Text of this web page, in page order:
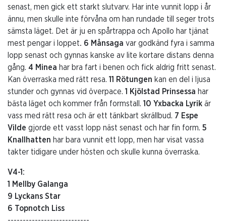
senast, men gick ett starkt slutvarv. Har inte vunnit lopp i år
ännu, men skulle inte förvåna om han rundade till seger trots
sämsta läget. Det är ju en spårtrappa och Apollo har tjänat
mest pengar i loppet. 6 Månsaga var godkänd fyra i samma
lopp senast och gynnas kanske av lite kortare distans denna
gång. 4 Minea har bra fart i benen och fick aldrig fritt senast.
Kan överraska med rätt resa. 11 Rötungen kan en del i ljusa
stunder och gynnas vid överpace. 1 Kjölstad Prinsessa har
bästa läget och kommer från formstall. 10 Yxbacka Lyrik är
vass med rätt resa och är ett tänkbart skrällbud. 7 Espe
Vilde gjorde ett vasst lopp näst senast och har fin form. 5
Knallhatten har bara vunnit ett lopp, men har visat vassa
takter tidigare under hösten och skulle kunna överraska.
V4-1:
1 Mellby Galanga
9 Lyckans Star
6 Topnotch Liss